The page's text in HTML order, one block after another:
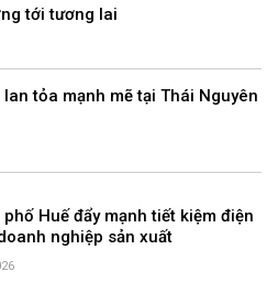
tới tương lai
tỏa mạnh mẽ tại Thái Nguyên
Huế đẩy mạnh tiết kiệm điện
nghiệp sản xuất